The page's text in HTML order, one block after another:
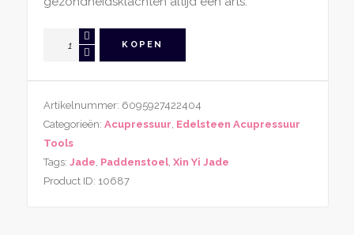
Acupressuur
Jade
Paddenstoel
aantal
KOPEN
Artikelnummer: 6095927422404
Categorieën: Acupressuur, Edelsteen Acupressuur
Tools
Tags: Jade, Paddenstoel, Xin Yi Jade
Product ID: 10687